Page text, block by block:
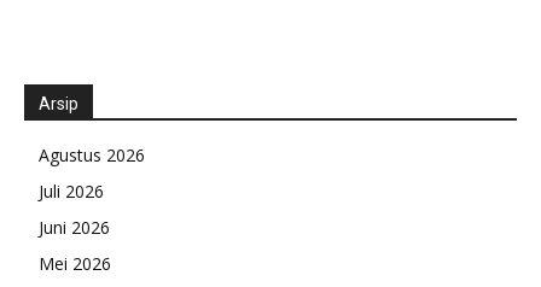
Arsip
Agustus 2026
Juli 2026
Juni 2026
Mei 2026